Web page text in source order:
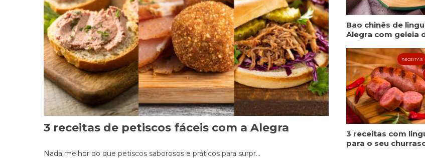
3 receitas de petiscos fáceis com a Alegra
Nada melhor do que petiscos saborosos e práticos para surpr...
Bao chinês de
Alegra com geleia
RECEITAS
3 receitas com
para o seu
opcionais. Eles
são necessários
para o
funcionamento
do site.
Eu aceito os
Cookies de
Funcionalidade
Para que
possamos
melhorar a
estrutura do site,
com base na